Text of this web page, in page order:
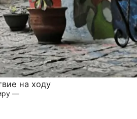
на ходу
—